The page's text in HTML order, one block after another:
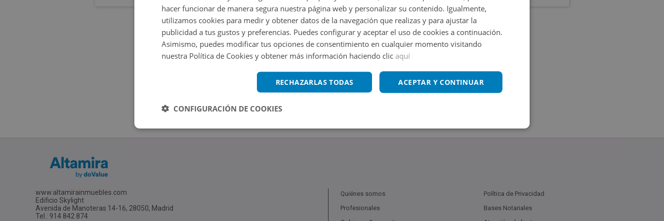
www.altamirainmuebles.com
Edificio Skylight
Avenida de Manoteras 14-16, 28050, Madrid
Tel.: 914 842 874
Quiénes somos
Profesionales
Política de Privacidad
Bases Notariales
hacer funcionar de manera segura nuestra página web y personalizar su contenido. Igualmente,
utilizamos cookies para medir y obtener datos de la navegación que realizas y para ajustar la
publicidad a tus gustos y preferencias. Puedes configurar y aceptar el uso de cookies a continuación.
Asimismo, puedes modificar tus opciones de consentimiento en cualquier momento visitando
nuestra Política de Cookies y obtener más información haciendo clic aquí
ACEPTAR Y CONTINUAR
RECHAZARLAS TODAS
CONFIGURACIÓN DE COOKIES